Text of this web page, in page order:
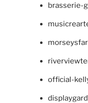
brasserie-
official-